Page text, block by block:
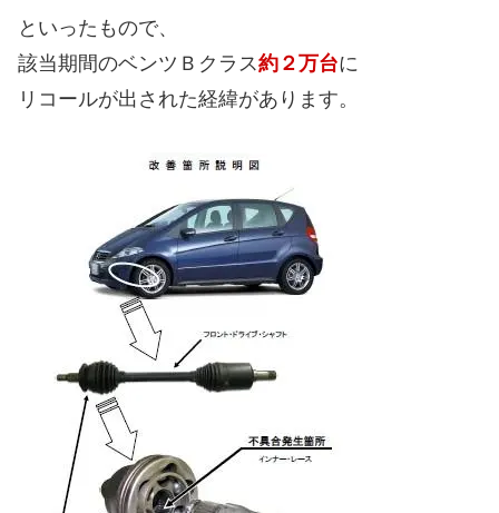
といったもので、
該当期間のベンツＢクラス約２万台に
リコールが出された経緯があります。